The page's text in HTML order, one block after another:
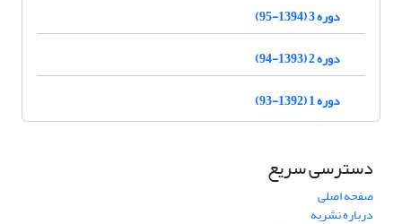
دوره 3 (1394-95)
دوره 2 (1393-94)
دوره 1 (1392-93)
دسترسی سریع
صفحه اصلی
درباره نشریه